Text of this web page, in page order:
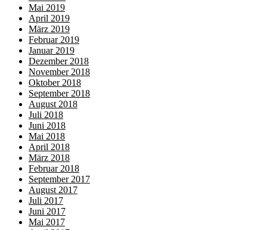
Mai 2019
April 2019
März 2019
Februar 2019
Januar 2019
Dezember 2018
November 2018
Oktober 2018
September 2018
August 2018
Juli 2018
Juni 2018
Mai 2018
April 2018
März 2018
Februar 2018
September 2017
August 2017
Juli 2017
Juni 2017
Mai 2017